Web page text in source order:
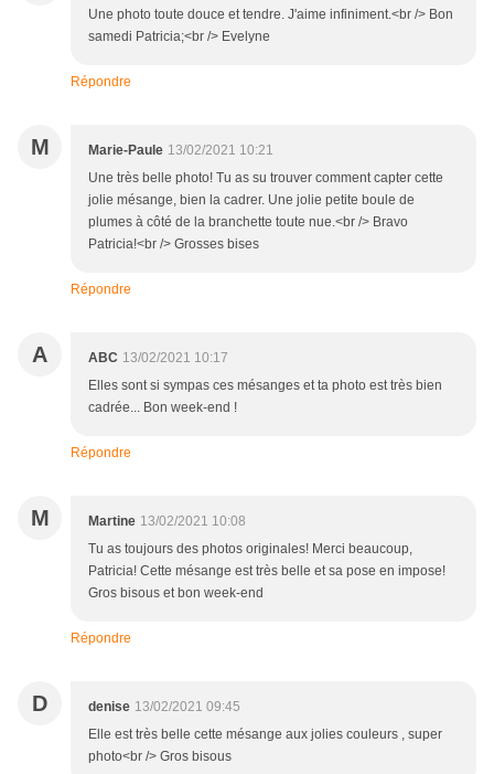
Une photo toute douce et tendre. J'aime infiniment.<br /> Bon
samedi Patricia;<br /> Evelyne
Répondre
M Marie-Paule 13/02/2021 10:21
Une très belle photo! Tu as su trouver comment capter cette
jolie mésange, bien la cadrer. Une jolie petite boule de
plumes à côté de la branchette toute nue.<br /> Bravo
Patricia!<br /> Grosses bises
Répondre
A ABC 13/02/2021 10:17
Elles sont si sympas ces mésanges et ta photo est très bien
cadrée... Bon week-end !
Répondre
M Martine 13/02/2021 10:08
Tu as toujours des photos originales! Merci beaucoup,
Patricia! Cette mésange est très belle et sa pose en impose!
Gros bisous et bon week-end
Répondre
D denise 13/02/2021 09:45
Elle est très belle cette mésange aux jolies couleurs , super
photo<br /> Gros bisous